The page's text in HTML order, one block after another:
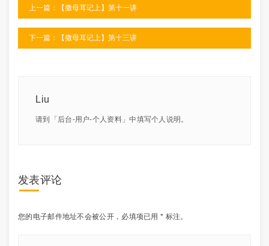
上一篇：【撒母耳记上】第十一讲
下一篇：【撒母耳记上】第十三讲
Liu
请到「后台-用户-个人资料」中填写个人说明。
发表评论
您的电子邮件地址不会被公开， 必填项已用* 标注。